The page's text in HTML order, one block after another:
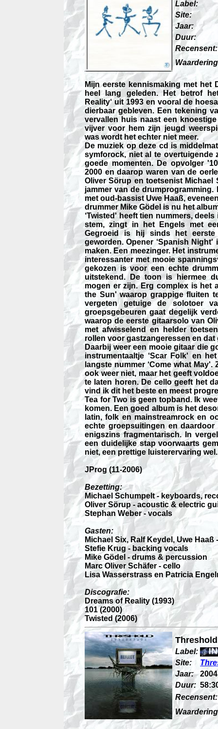
Label:
Site:
Jaar:
Duur:
Recensent:
Mijn eerste kennismaking met het
heel lang geleden. Het betrof
Reality‘ uit 1993 en vooral de
dierbaar gebleven. Een tekening
vervallen huis naast een
vijver voor hem zijn jeugd
was wordt het echter niet meer.
De muziek op deze cd is
symforock, niet al te overtuigende
goede momenten. De opvolger
2000 en daarop waren van de
Oliver Sörup en toetsenist Michael
jammer van de
met oud-bassist Uwe Haaß,
drummer Mike Gödel is nu het
‘Twisted' heeft tien nummers,
stem, zingt in het Engels met
Gegroeid is hij sinds het
geworden. Opener ‘Spanish
maken. Een meezinger. Het
interessanter met mooie
gekozen is voor een echte
uitstekend. De toon is hiermee
mogen er zijn. Erg complex is het
the Sun' waarop grappige fluiten
vergeten getuige de solotoer
groepsgebeuren gaat degelijk
waarop de eerste gitaarsolo van
met afwisselend en helder
rollen voor gastzangeressen en
Daarbij weer een mooie gitaar die
instrumentaaltje ‘Scar Folk' en
langste nummer ‘Come what
ook weer niet, maar het geeft
te laten horen. De cello geeft het
vind ik dit het beste en meest
Tea for Two is geen topband. Ik
komen. Een goed album is het
latin, folk en mainstreamrock en
echte groepsuitingen en
enigszins fragmentarisch. In
een duidelijke stap voorwaarts
niet, een prettige luisterervaring wel.
JProg (11-2006)
Bezetting:
Michael Schumpelt - keyboards,
Oliver Sörup - acoustic & electric
Stephan Weber - vocals
Gasten:
Michael Six, Ralf Keydel, Uwe Haaß
Stefie Krug - backing vocals
Mike Gödel - drums & percussion
Marc Oliver Schäfer - cello
Lisa Wasserstrass en Patricia
Discografie:
Dreams of Reality (1993)
101 (2000)
Twisted (2006)
Label:
Site:
Jaar:
2004
Duur:
Recensent: